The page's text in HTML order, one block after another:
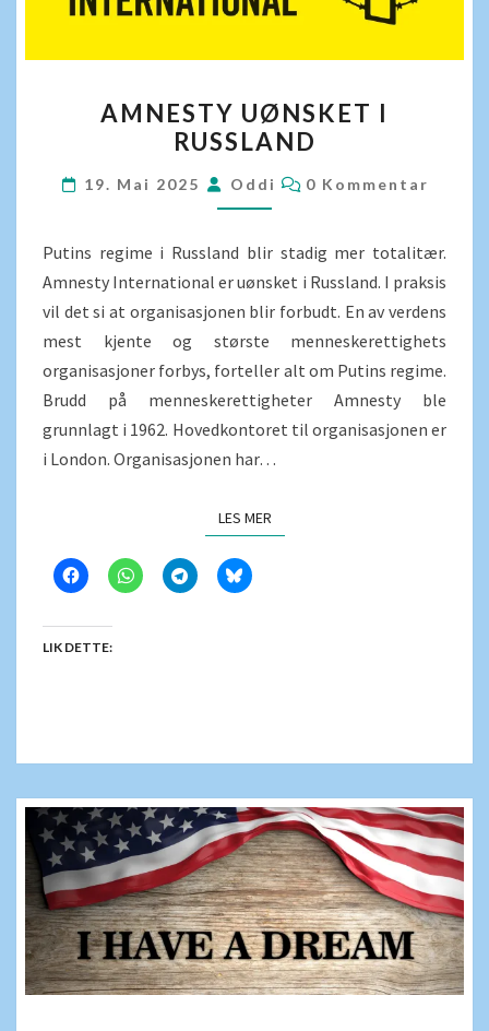
UØNSKET
I
RUSSLAND
AMNESTY UØNSKET I
RUSSLAND
19. Mai 2025 Oddi KOMMENTARER
0 Kommentar
Putins regime i Russland blir stadig mer totalitær.
Amnesty International er uønsket i Russland. I praksis
vil det si at organisasjonen blir forbudt. En av verdens
mest kjente og største menneskerettighets
organisasjoner forbys, forteller alt om Putins regime.
Brudd på menneskerettigheter Amnesty ble
grunnlagt i 1962. Hovedkontoret til organisasjonen er
i London. Organisasjonen har…
LES MERLES MER
LIK DETTE: